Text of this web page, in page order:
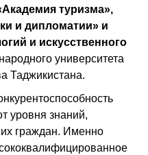
туризма»,
и дипломатии» и
и искусственного
университета
Таджикистана.
уровня знаний,
граждан. Именно